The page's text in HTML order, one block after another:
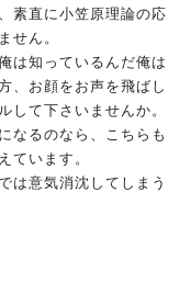
素直に小笠原理論の応
せん。
は知っているんだ俺は
、 お顔をお声を飛ばし
して下さいませんか。
なるのなら、こちらも
ています 。
は意気消沈してしまう